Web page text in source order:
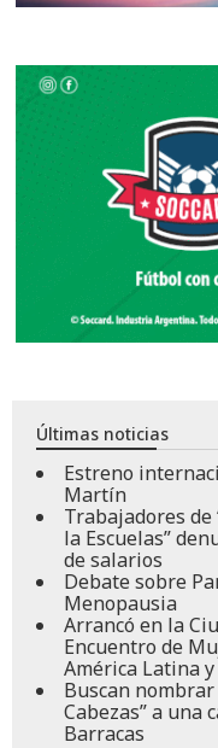
Últimas noticias
Estreno
Martín
Trabajadores de
la Escuelas”
de salarios
Debate sobre
Menopausia
Arrancó en la
Encuentro de
América Latina
Buscan nombrar
Cabezas” a una
Barracas